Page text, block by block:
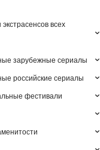
всех
зарубежные сериалы
российские сериалы
фестивали